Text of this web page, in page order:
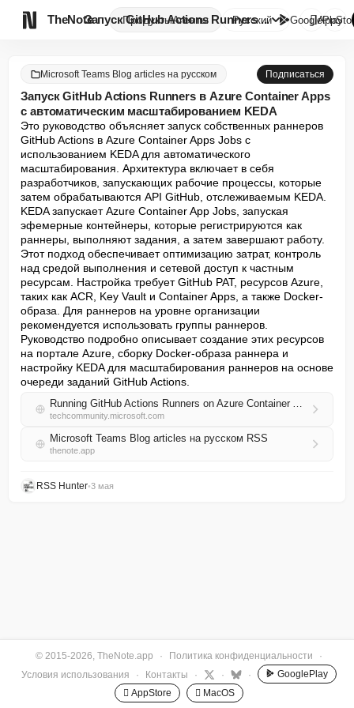
TheNote ПродуктыАгенты
Запуск GitHub Actions Runners ...
Русский GooglePlay

Microsoft Teams Blog articles на русском Подписаться
Запуск GitHub Actions Runners в Azure Container Apps
с автоматическим масштабированием KEDA
Это руководство объясняет запуск собственных раннеров
GitHub Actions в Azure Container Apps Jobs с
использованием KEDA для автоматического
масштабирования. Архитектура включает в себя
разработчиков, запускающих рабочие процессы, которые
затем обрабатываются API GitHub, отслеживаемым KEDA.
KEDA запускает Azure Container App Jobs, запуская
эфемерные контейнеры, которые регистрируются как
раннеры, выполняют задания, а затем завершают работу.
Этот подход обеспечивает оптимизацию затрат, контроль
над средой выполнения и сетевой доступ к частным
ресурсам. Настройка требует GitHub PAT, ресурсов Azure,
таких как ACR, Key Vault и Container Apps, а также Docker-
образа. Для раннеров на уровне организации
рекомендуется использовать группы раннеров.
Руководство подробно описывает создание этих ресурсов
на портале Azure, сборку Docker-образа раннера и
настройку KEDA для масштабирования раннеров на основе
очереди заданий GitHub Actions.
Running GitHub Actions Runners on Azure Container Apps with KEDA Autoscaling
techcommunity.microsoft.com
Microsoft Teams Blog articles на русском RSS
thenote.app
RSS Hunter•3 мая
© 2015-2026, TheNote.app · Политика конфиденциальности
·
Условия использования
· Контакты · · ·
GooglePlay
 AppStore
 MacOS